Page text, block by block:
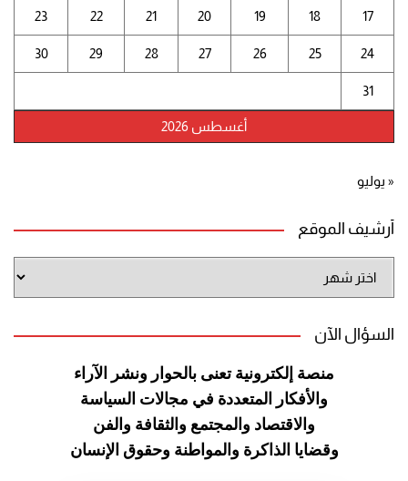
أغسطس 2026
17
18
19
20
21
22
23
24
25
26
27
28
29
30
31
« يوليو
أرشيف الموقع
الموقع
السؤال الآن
منصة إلكترونية تعنى بالحوار ونشر الآراء
والأفكار المتعددة في مجالات السياسة
والاقتصاد والمجتمع والثقافة والفن
وقضايا الذاكرة والمواطنة وحقوق الإنسان